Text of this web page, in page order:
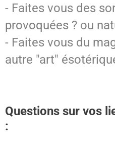
- Faites vous des
provoquées ? ou
- Faites vous du
autre "art"
Questions sur vos
: